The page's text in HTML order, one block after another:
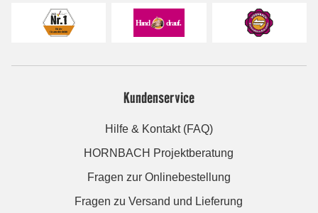
Kundenservice
Hilfe & Kontakt (FAQ)
HORNBACH Projektberatung
Fragen zur Onlinebestellung
Fragen zu Versand und Lieferung